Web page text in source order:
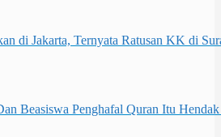
di Jakarta, Ternyata Ratusan KK di
Beasiswa Penghafal Quran Itu